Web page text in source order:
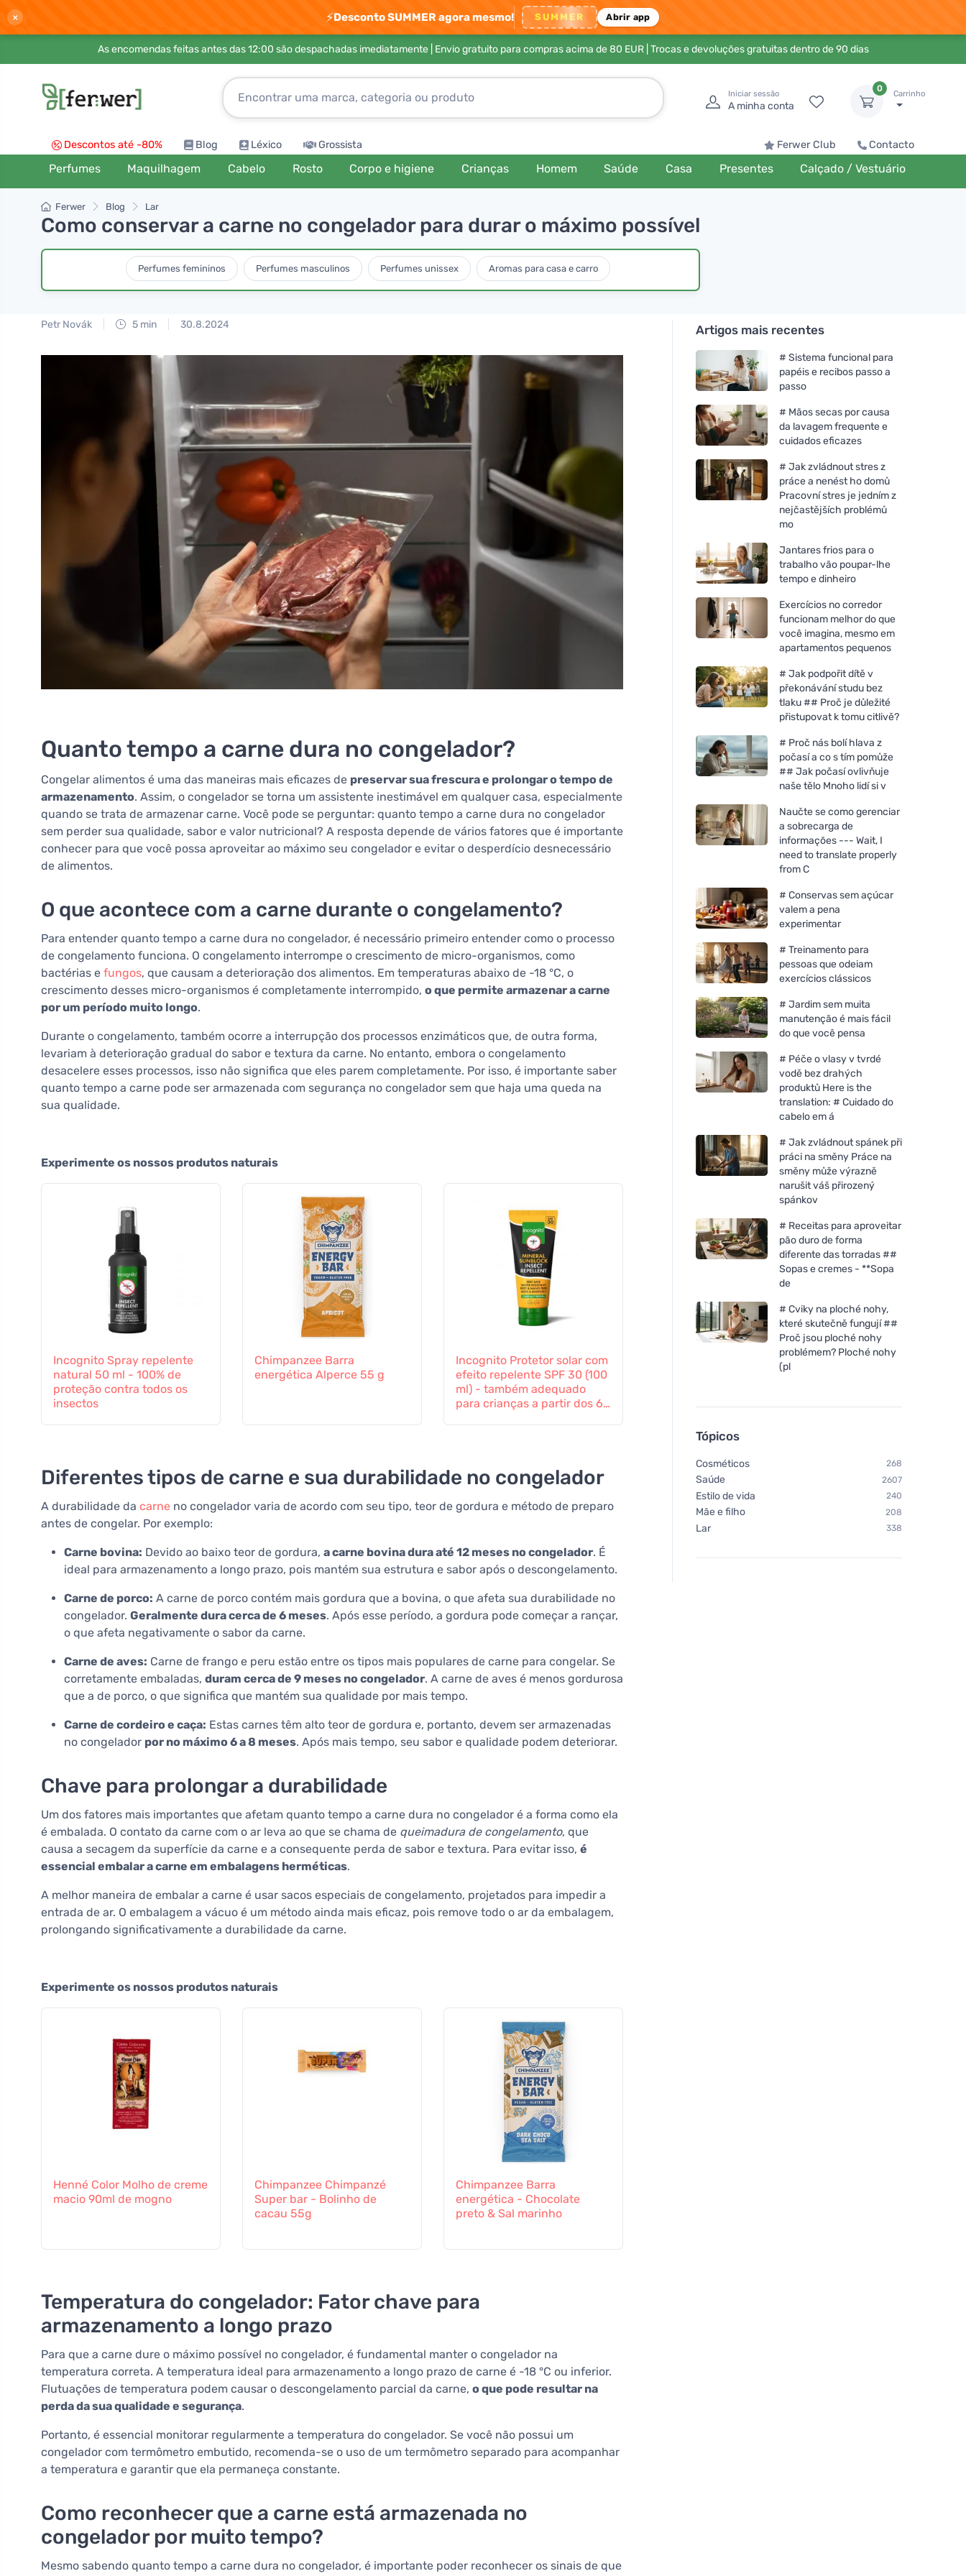
× ⚡Desconto SUMMER agora mesmo! SUMMER Abrir app
As encomendas feitas antes das 12:00 são despachadas imediatamente | Envio gratuito para compras acima de 80 EUR| Trocas e devoluções gratuitas dentro de 90 dias
Iniciar sessão
A minha conta
0
Carrinho
Descontos até -80% Blog Léxico Grossista Ferwer Club Contacto
Perfumes Maquilhagem Cabelo Rosto Corpo e higiene Crianças Homem Saúde Casa Presentes Calçado / Vestuário
Ferwer Blog Lar
Como conservar a carne no congelador para durar o máximo possível
Perfumes femininos Perfumes masculinos Perfumes unissex Aromas para casa e carro
Petr Novák 5 min 30.8.2024
Quanto tempo a carne dura no congelador?
Congelar alimentos é uma das maneiras mais eficazes de preservar sua frescura e prolongar o tempo de
armazenamento. Assim, o congelador se torna um assistente inestimável em qualquer casa, especialmente
quando se trata de armazenar carne. Você pode se perguntar: quanto tempo a carne dura no congelador
sem perder sua qualidade, sabor e valor nutricional? A resposta depende de vários fatores que é importante
conhecer para que você possa aproveitar ao máximo seu congelador e evitar o desperdício desnecessário
de alimentos.
O que acontece com a carne durante o congelamento?
Para entender quanto tempo a carne dura no congelador, é necessário primeiro entender como o processo
de congelamento funciona. O congelamento interrompe o crescimento de micro-organismos, como
bactérias e fungos, que causam a deterioração dos alimentos. Em temperaturas abaixo de -18 °C, o
crescimento desses micro-organismos é completamente interrompido, o que permite armazenar a carne
por um período muito longo.
Durante o congelamento, também ocorre a interrupção dos processos enzimáticos que, de outra forma,
levariam à deterioração gradual do sabor e textura da carne. No entanto, embora o congelamento
desacelere esses processos, isso não significa que eles parem completamente. Por isso, é importante saber
quanto tempo a carne pode ser armazenada com segurança no congelador sem que haja uma queda na
sua qualidade.
Experimente os nossos produtos naturais
Incognito Spray repelente
natural 50 ml - 100% de
proteção contra todos os
insectos
Chimpanzee Barra
energética Alperce 55 g
Incognito Protetor solar com
efeito repelente SPF 30 (100
ml) - também adequado
para crianças a partir dos 6
Tierra Verde Sabão de mãos
de azeitona (100 g) - sem
Diferentes tipos de carne e sua durabilidade no congelador
A durabilidade da carne no congelador varia de acordo com seu tipo, teor de gordura e método de preparo
antes de congelar. Por exemplo:
Carne bovina: Devido ao baixo teor de gordura, a carne bovina dura até 12 meses no congelador. É
ideal para armazenamento a longo prazo, pois mantém sua estrutura e sabor após o descongelamento.
Carne de porco: A carne de porco contém mais gordura que a bovina, o que afeta sua durabilidade no
congelador. Geralmente dura cerca de 6 meses. Após esse período, a gordura pode começar a rançar,
o que afeta negativamente o sabor da carne.
Carne de aves: Carne de frango e peru estão entre os tipos mais populares de carne para congelar. Se
corretamente embaladas, duram cerca de 9 meses no congelador. A carne de aves é menos gordurosa
que a de porco, o que significa que mantém sua qualidade por mais tempo.
Carne de cordeiro e caça: Estas carnes têm alto teor de gordura e, portanto, devem ser armazenadas
no congelador por no máximo 6 a 8 meses. Após mais tempo, seu sabor e qualidade podem deteriorar.
Chave para prolongar a durabilidade
Um dos fatores mais importantes que afetam quanto tempo a carne dura no congelador é a forma como ela
é embalada. O contato da carne com o ar leva ao que se chama de queimadura de congelamento, que
causa a secagem da superfície da carne e a consequente perda de sabor e textura. Para evitar isso, é
essencial embalar a carne em embalagens herméticas.
A melhor maneira de embalar a carne é usar sacos especiais de congelamento, projetados para impedir a
entrada de ar. O embalagem a vácuo é um método ainda mais eficaz, pois remove todo o ar da embalagem,
prolongando significativamente a durabilidade da carne.
Experimente os nossos produtos naturais
Henné Color Molho de creme
macio 90ml de mogno
Chimpanzee Chimpanzé
Super bar - Bolinho de
cacau 55g
Chimpanzee Barra
energética - Chocolate
preto & Sal marinho
Temperatura do congelador: Fator chave para
armazenamento a longo prazo
Para que a carne dure o máximo possível no congelador, é fundamental manter o congelador na
temperatura correta. A temperatura ideal para armazenamento a longo prazo de carne é -18 °C ou inferior.
Flutuações de temperatura podem causar o descongelamento parcial da carne, o que pode resultar na
perda da sua qualidade e segurança.
Portanto, é essencial monitorar regularmente a temperatura do congelador. Se você não possui um
congelador com termômetro embutido, recomenda-se o uso de um termômetro separado para acompanhar
a temperatura e garantir que ela permaneça constante.
Como reconhecer que a carne está armazenada no
congelador por muito tempo?
Mesmo sabendo quanto tempo a carne dura no congelador, é importante poder reconhecer os sinais de que
Artigos mais recentes
# Sistema funcional para
papéis e recibos passo a
passo
# Mãos secas por causa
da lavagem frequente e
cuidados eficazes
# Jak zvládnout stres z
práce a nenést ho domů
Pracovní stres je jedním z
nejčastějších problémů
mo
Jantares frios para o
trabalho vão poupar-lhe
tempo e dinheiro
Exercícios no corredor
funcionam melhor do que
você imagina, mesmo em
apartamentos pequenos
# Jak podpořit dítě v
překonávání studu bez
tlaku ## Proč je důležité
přistupovat k tomu citlivě?
# Proč nás bolí hlava z
počasí a co s tím pomůže
## Jak počasí ovlivňuje
naše tělo Mnoho lidí si v
Naučte se como gerenciar
a sobrecarga de
informações --- Wait, I
need to translate properly
from C
# Conservas sem açúcar
valem a pena
experimentar
# Treinamento para
pessoas que odeiam
exercícios clássicos
# Jardim sem muita
manutenção é mais fácil
do que você pensa
# Péče o vlasy v tvrdé
vodě bez drahých
produktů Here is the
translation: # Cuidado do
cabelo em á
# Jak zvládnout spánek při
práci na směny Práce na
směny může výrazně
narušit váš přirozený
spánkov
# Receitas para aproveitar
pão duro de forma
diferente das torradas ##
Sopas e cremes - **Sopa
de
# Cviky na ploché nohy,
které skutečně fungují ##
Proč jsou ploché nohy
problémem? Ploché nohy
(pl
Tópicos
Cosméticos 268
Saúde 2607
Estilo de vida 240
Mãe e filho 208
Lar 338